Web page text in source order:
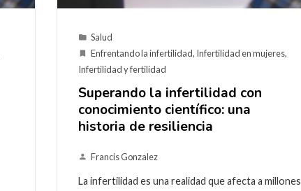
Salud
Enfrentando la infertilidad, Infertilidad en mujeres,
Infertilidad y fertilidad
Superando la infertilidad con
conocimiento científico: una
historia de resiliencia
Francis Gonzalez
La infertilidad es una realidad que afecta a millones